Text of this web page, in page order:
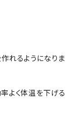
れるようになりま
よく体温を下げる